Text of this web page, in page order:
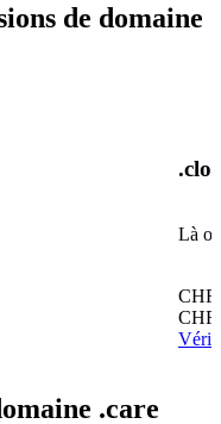
de domaine
Là
CHF
CHF
.care